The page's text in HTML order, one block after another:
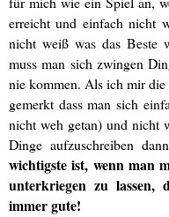
erreicht und einfach nicht
nicht weiß was das Beste
muss man sich zwingen
nie kommen. Als ich mir die
gemerkt dass man sich
nicht weh getan) und nicht
Dinge aufzuschreiben
wichtigste ist, wenn man
unterkriegen zu lassen,
immer gute!